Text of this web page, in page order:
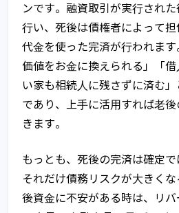
ンです。融資取引が実⾏され
⾏い、死後は債権者によって
代⾦を使った完済が⾏われま
価値をお⾦に換えられる」「
い家も相続⼈に残さずに済む
であり、上⼿に活⽤すれば⽼
きます。
もっとも、死後の完済は確定
それだけ債務リスクが⼤きく
後資⾦に不安がある時は、リ